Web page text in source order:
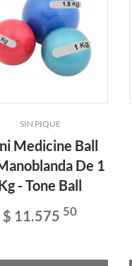
SIN PIQUE
Medicine Ball
De 1
- Tone Ball
$ 11.575 50